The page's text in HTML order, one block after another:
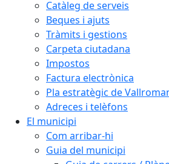
Catàleg de serveis
Beques i ajuts
Tràmits i gestions
Carpeta ciutadana
Impostos
Factura electrònica
Pla estratègic de
Adreces i telèfons
El municipi
Com arribar-hi
Guia del municipi